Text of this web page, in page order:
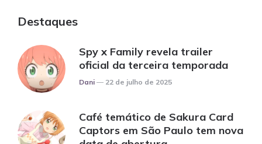
Destaques
Spy x Family revela trailer
oficial da terceira temporada
Posted
Dani 22 de julho de 2025
Café temático de Sakura Card
Captors em São Paulo tem nova